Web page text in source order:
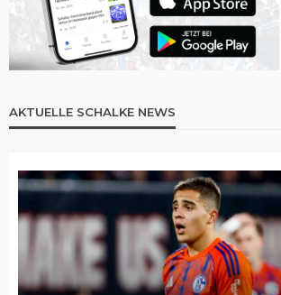
AKTUELLE SCHALKE NEWS